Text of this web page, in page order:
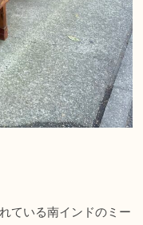
ている南インドのミー